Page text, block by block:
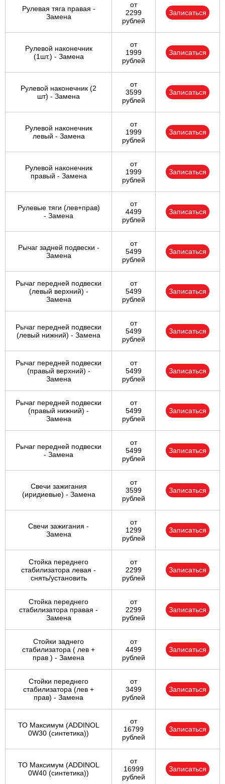
Рулевая тяга правая -
Замена
от
2299
рублей
Записаться
Рулевой наконечник
(1шт.) - Замена
от
1999
рублей
Записаться
Рулевой наконечник (2
шт) - Замена
от
3599
рублей
Записаться
Рулевой наконечник
левый - Замена
от
1999
рублей
Записаться
Рулевой наконечник
правый - Замена
от
1999
рублей
Записаться
Рулевые тяги (лев+прав)
- Замена
от
4499
рублей
Записаться
Рычаг задней подвески -
Замена
от
5499
рублей
Записаться
Рычаг передней подвески
(левый верхний) -
Замена
от
5499
рублей
Записаться
Рычаг передней подвески
(левый нижний) - Замена
от
5499
рублей
Записаться
Рычаг передней подвески
(правый верхний) -
Замена
от
5499
рублей
Записаться
Рычаг передней подвески
(правый нижний) -
Замена
от
5499
рублей
Записаться
Рычаг передней подвески
- Замена
от
5499
рублей
Записаться
Свечи зажигания
(иридиевые) - Замена
от
3599
рублей
Записаться
Свечи зажигания -
Замена
от
1299
рублей
Записаться
Стойка переднего
стабилизатора левая -
снять/установить
от
2299
рублей
Записаться
Стойка переднего
стабилизатора правая -
Замена
от
2299
рублей
Записаться
Стойки заднего
стабилизатора ( лев +
прав ) - Замена
от
4499
рублей
Записаться
Стойки переднего
стабилизатора (лев +
прав) - Замена
от
3499
рублей
Записаться
ТО Максимум (ADDINOL
0W30 (синтетика))
от
16799
рублей
Записаться
ТО Максимум (ADDINOL
0W40 (синтетика))
от
16999
рублей
Записаться